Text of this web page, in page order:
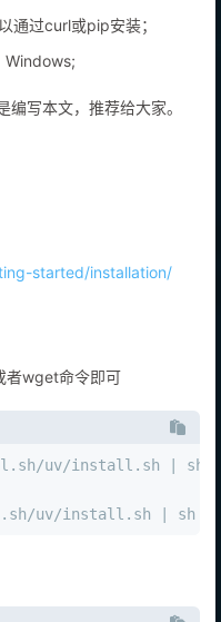
通过curl或pip安装；
Windows;
写本文，推荐给大家。
started/installation/
者wget命令即可
uv/install.sh | sh
uv/install.sh | sh